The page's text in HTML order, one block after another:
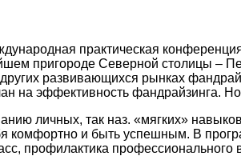
практическая
пригороде Северной столицы –
развивающихся рынках
на эффективность фандрайзинга.
личных, так наз. «мягких»
комфортно и быть успешным. В
профилактика